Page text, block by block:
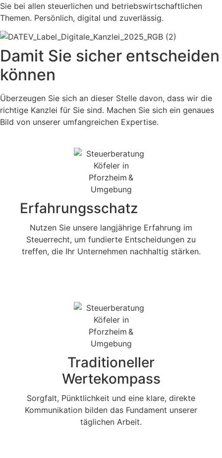
Sie bei allen steuerlichen und betriebswirtschaftlichen
Themen. Persönlich, digital und zuverlässig.
Damit Sie sicher entscheiden
können
Überzeugen Sie sich an dieser Stelle davon, dass wir die
richtige Kanzlei für Sie sind. Machen Sie sich ein genaues
Bild von unserer umfangreichen Expertise.
Erfahrungsschatz
Nutzen Sie unsere langjährige Erfahrung im
Steuerrecht, um fundierte Entscheidungen zu
treffen, die Ihr Unternehmen nachhaltig stärken.
Traditioneller
Wertekompass
Sorgfalt, Pünktlichkeit und eine klare, direkte
Kommunikation bilden das Fundament unserer
täglichen Arbeit.